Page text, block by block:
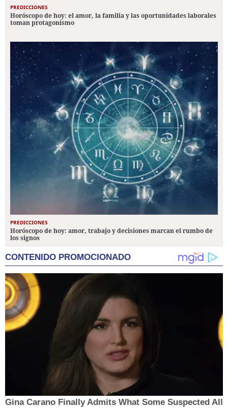
PREDICCIONES
Horóscopo de hoy: el amor, la familia y las oportunidades laborales
toman protagonismo
PREDICCIONES
Horóscopo de hoy: amor, trabajo y decisiones marcan el rumbo de
los signos
CONTENIDO PROMOCIONADO
Gina Carano Finally Admits What Some Suspected All